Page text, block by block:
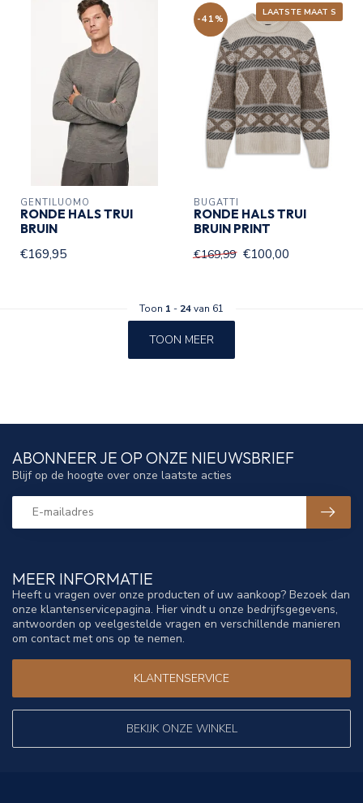
GENTILUOMO
RONDE HALS TRUI
BRUIN
€169,95
LAATSTE MAAT S
-41%
BUGATTI
RONDE HALS TRUI
BRUIN PRINT
€169,99 €100,00
Toon 1 - 24van 61
TOON MEER
MEER INFORMATIE
Heeft u vragen over onze producten of uw aankoop? Bezoek dan
onze klantenservicepagina. Hier vindt u onze bedrijfsgegevens,
antwoorden op veelgestelde vragen en verschillende manieren
om contact met ons op te nemen.
KLANTENSERVICE
BEKIJK ONZE WINKEL
ABONNEER JE OP ONZE NIEUWSBRIEF
Blijf op de hoogte over onze laatste acties